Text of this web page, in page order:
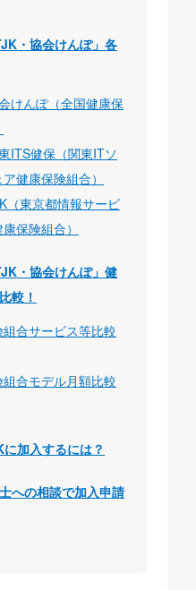
・協会けんぽ」各
会けんぽ（全国健康保
ITS健保（関東ITソ
健康保険組合）
（東京都情報サービ
保険組合）
・協会けんぽ」健
較！
合サービス等比較
合モデル月額比較
加入するには？
への相談で加入申請